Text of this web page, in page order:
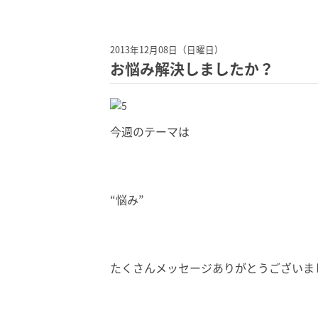
2013年12月08日（日曜日）
お悩み解決しましたか？
今週のテーマは
“悩み”
たくさんメッセージありがとうござい